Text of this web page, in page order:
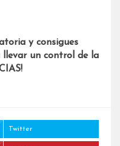
y consigues
un control de la
Twitter